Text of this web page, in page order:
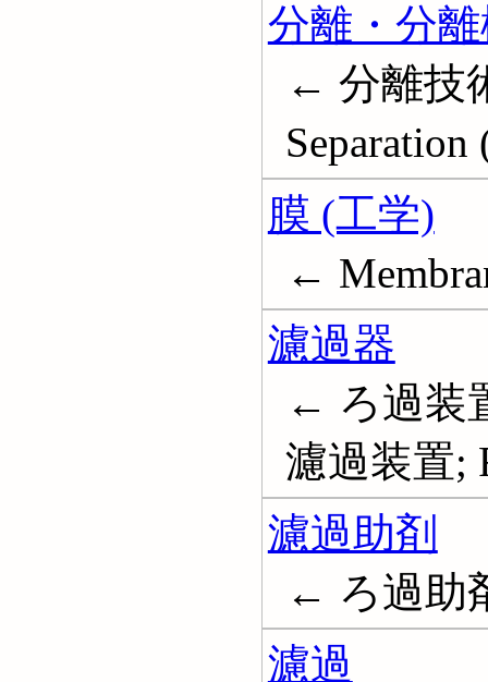
分離・分
← 分離技
Separation
膜 (工学)
←
濾過器
← ろ過装
濾過装置;
濾過助剤
← ろ過助
濾過